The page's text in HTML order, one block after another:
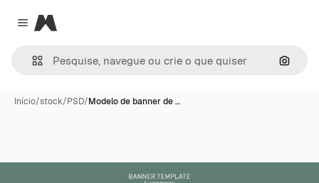
Close menu
Magnific
Início/stock/PSD/Modelo de banner de …